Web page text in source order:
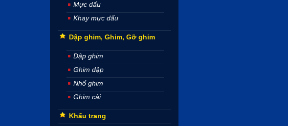
Mực dấu
Khay mực dấu
Dập ghim, Ghim, Gỡ ghim
Dập ghim
Ghim dập
Nhổ ghim
Ghim cài
Khẩu trang